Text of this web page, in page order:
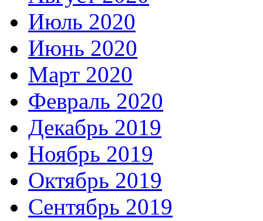
Июль 2020
Июнь 2020
Март 2020
Февраль 2020
Декабрь 2019
Ноябрь 2019
Октябрь 2019
Сентябрь 2019